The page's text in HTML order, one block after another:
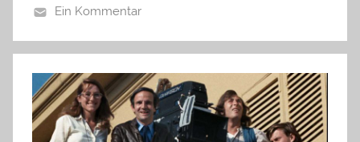
Ein Kommentar